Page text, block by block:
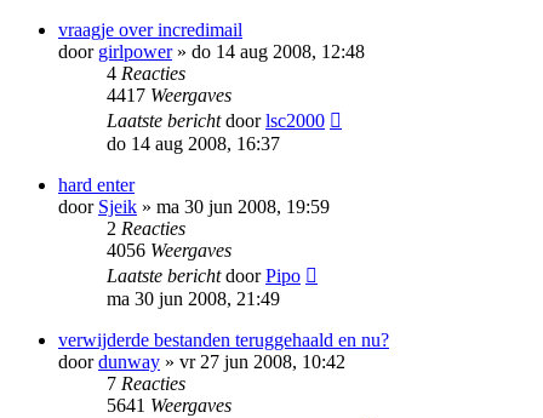
vraagje over incredimail
door girlpower» do 14 aug 2008, 12:48
4 Reacties
4417 Weergaves
Laatste berichtdoorlsc2000
do 14 aug 2008, 16:37
hard enter
door Sjeik » ma 30 jun 2008, 19:59
2 Reacties
4056 Weergaves
Laatste berichtdoorPipo
ma 30 jun 2008, 21:49
verwijderde bestanden teruggehaald en nu?
doordunway » vr 27 jun 2008, 10:42
7 Reacties
5641 Weergaves